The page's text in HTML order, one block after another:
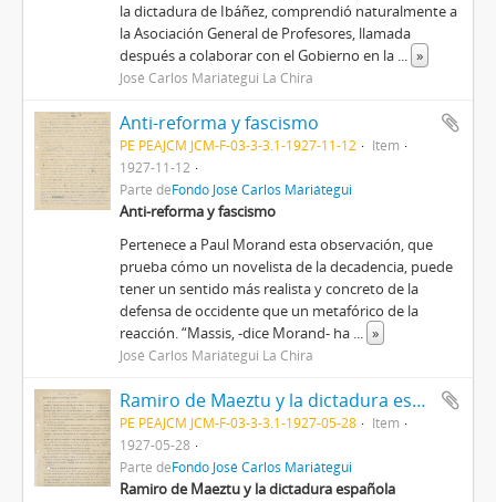
la dictadura de Ibáñez, comprendió naturalmente a
la Asociación General de Profesores, llamada
después a colaborar con el Gobierno en la ... »
José Carlos Mariátegui La Chira
Anti-reforma y fascismo
PE PEAJCM JCM-F-03-3-3.1-1927-11-12
Item
1927-11-12
Parte deFondo José Carlos Mariátegui
Anti-reforma y fascismo
Pertenece a Paul Morand esta observación, que
prueba cómo un novelista de la decadencia, puede
tener un sentido más realista y concreto de la
defensa de occidente que un metafórico de la
reacción. “Massis, -dice Morand- ha ... »
José Carlos Mariátegui La Chira
Ramiro de Maeztu y la dictadura española
PE PEAJCM JCM-F-03-3-3.1-1927-05-28
Item
1927-05-28
Parte deFondo José Carlos Mariátegui
Ramiro de Maeztu y la dictadura española